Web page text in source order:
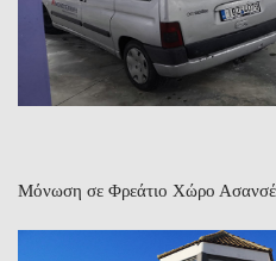
Μόνωση σε Φρεάτιο Χώρο